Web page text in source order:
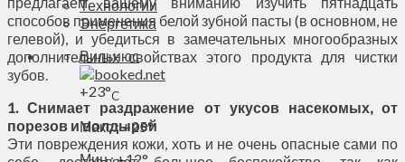
Технологии
Энергетика
Вильнюс
+23°C
Макс.:+25°
способов применения белой зубной пасты (в основном, не
гелевой), и убедиться в замечательных многообразных
дополнительных свойствах этого продукта для чистки
зубов.
1. Снимает раздражение от укусов насекомых, от
порезов и волдырей
Эти повреждения кожи, хоть и не очень опасные сами по